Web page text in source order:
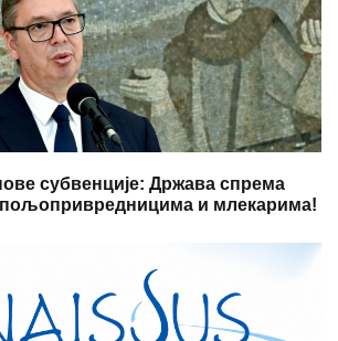
субвенције: Држава спрема
и млекарима!